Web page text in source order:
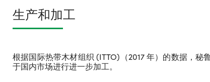
生产和加工
根据国际热带木材组织 (ITTO)（2017 年）的数据，秘
于国内市场进行进一步加工。